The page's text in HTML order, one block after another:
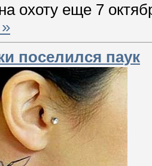
охоту еще 7
поселился паук